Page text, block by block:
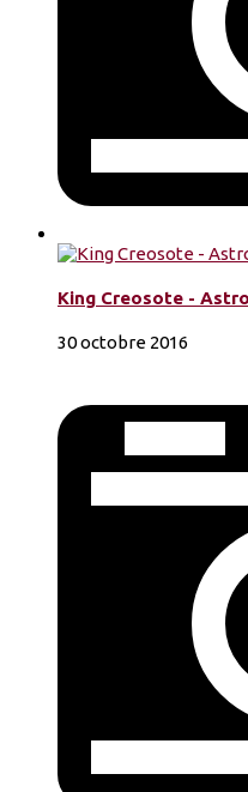
King Creosote -
30 octobre 2016